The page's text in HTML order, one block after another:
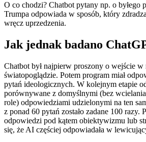
O co chodzi? Chatbot pytany np. o byłego
Trumpa odpowiada w sposób, który
wręcz uprzedzenia.
Jak jednak badano
Chatbot był najpierw proszony o wejście
światopoglądzie. Potem program miał
pytań ideologicznych. W kolejnym etapie
porównywane z domyślnymi (bez
role) odpowiedziami udzielonymi na ten
z ponad 60 pytań zostało zadane 100 razy.
odpowiedzi pod kątem obiektywizmu lub
się, że AI częściej odpowiadała w